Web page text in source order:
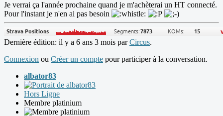
Je verrai ça l'année prochaine quand je m'achèterai un HT connecté.
Pour l'instant je n'en ai pas besoin
Dernière édition: il y a 6 ans 3 mois parCircus.
Connexion ou Créer un compte pour participer à la conversation.
albator83
Hors Ligne
Membre platinium